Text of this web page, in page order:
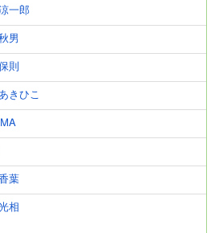
一郎
男
則
きひこ
葉
相